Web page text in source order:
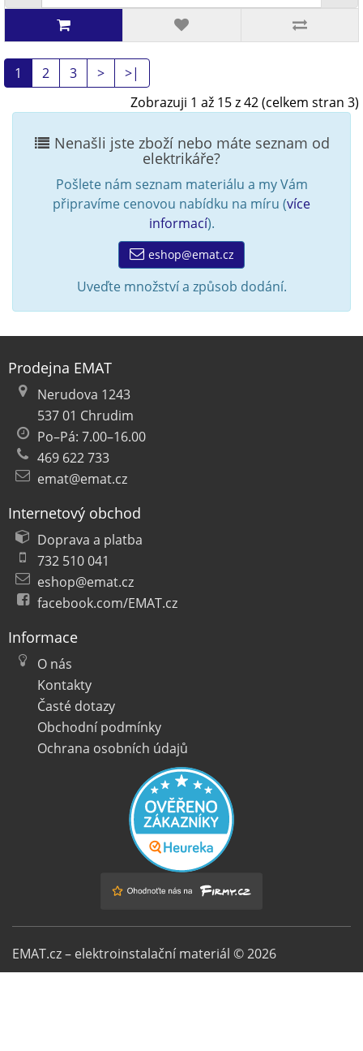
1 2 3 >
>|
Zobrazuji 1 až 15 z 42 (celkem stran 3)
Nenašli jste zboží nebo máte seznam od
elektrikáře?
Pošlete nám seznam materiálu a my Vám
připravíme cenovou nabídku na míru (více
informací).
eshop@emat.cz
Uveďte množství a způsob dodání.
Prodejna EMAT
Nerudova 1243
537 01 Chrudim
Po–Pá: 7.00–16.00
469 622 733
emat@emat.cz
Internetový obchod
Doprava a platba
732 510 041
eshop@emat.cz
facebook.com/EMAT.cz
Informace
O nás
Kontakty
Časté dotazy
Obchodní podmínky
Ochrana osobních údajů
EMAT.cz – elektroinstalační materiál © 2026